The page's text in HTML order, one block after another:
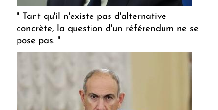
" Tant qu'il n'existe pas d'alternative
concrète, la question d'un référendum ne se
pose pas. "